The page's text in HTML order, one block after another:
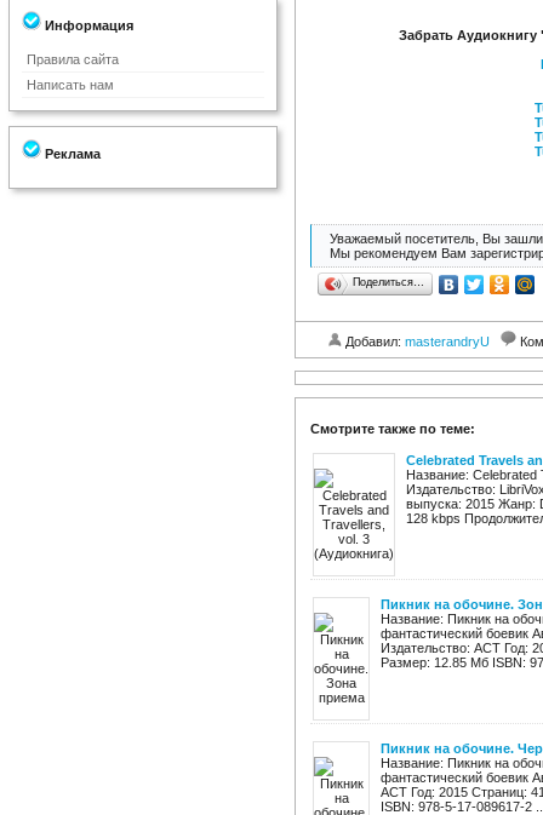
Информация
Правила сайта
Написать нам
Реклама
Забрать Аудиокнигу
Уважаемый посетитель, Вы зашли
Мы рекомендуем Вам
Поделиться…
Добавил: masterandryU
Смотрите также по теме:
Celebrated Travels
Название:
Издательство:
выпуска: 2015 Жанр:
128 kbps
Пикник на обочине.
Название: Пикник на
фантастический боевик
Издательство: АСТ Год:
Размер: 12.85 Мб ISBN:
Пикник на обочине.
Название: Пикник на
фантастический боевик
АСТ Год: 2015 Страниц:
ISBN: 978-5-17-089617-2